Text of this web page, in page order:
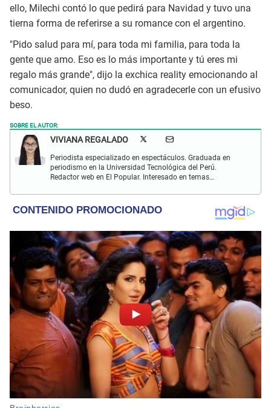
ello, Milechi contó lo que pedirá para Navidad y tuvo una
tierna forma de referirse a su romance con el argentino.
"Pido salud para mí, para toda mi familia, para toda la
gente que amo. Eso es lo más importante y tú eres mi
regalo más grande", dijo la exchica reality emocionando al
comunicador, quien no dudó en agradecerle con un efusivo
beso.
SOBRE EL AUTOR:
VIVIANA REGALADO
Periodista especializado en espectáculos. Graduada en
periodismo en la Universidad Tecnológica del Perú.
Redactor web en El Popular. Interesado en temas
y crónicas.